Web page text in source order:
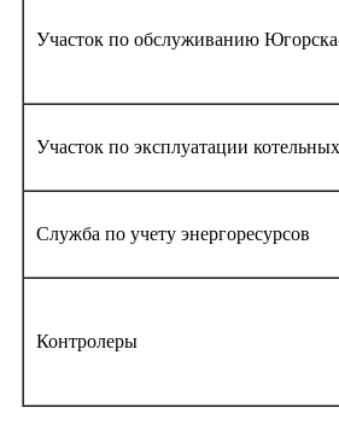
Участок по обслуживанию
Участок по эксплуатации котельных
Служба по учету энергоресурсов
Контролеры